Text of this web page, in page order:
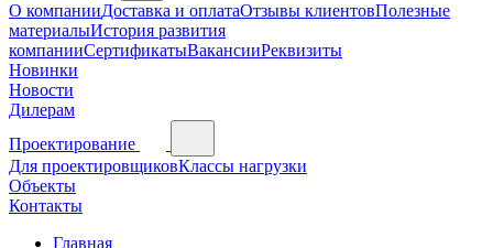
О компанииДоставка и оплатаОтзывы клиентовПолезные
материалыИстория развития
компанииСертификатыВакансииРеквизиты
Новинки
Новости
Дилерам
Проектирование
Для проектировщиковКлассы нагрузки
Объекты
Контакты
Главная